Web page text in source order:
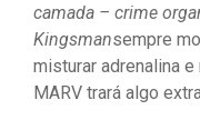
camada – crime
Kingsmansempre
misturar adrenalina e
MARV trará algo